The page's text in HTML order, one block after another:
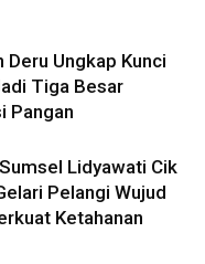
Deru Ungkap Kunci
Tiga Besar
Pangan
Lidyawati Cik
Pelangi Wujud
Ketahanan